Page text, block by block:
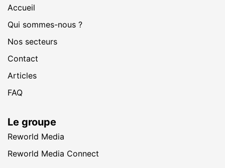
Accueil
Qui sommes-nous ?
Nos secteurs
Contact
Articles
FAQ
Le groupe
Reworld Media
Reworld Media Connect